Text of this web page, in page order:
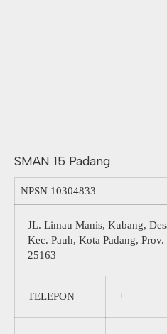
SMAN 15 Padang
NPSN 10304833
JL. Limau Manis, Kubang,
Kec. Pauh, Kota Padang,
25163
TELEPON +